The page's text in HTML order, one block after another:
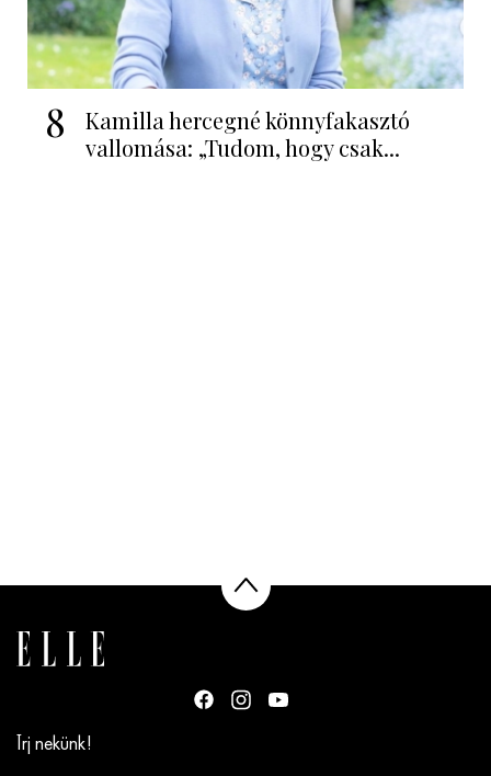
8
Kamilla hercegné könnyfakasztó
vallomása: „Tudom, hogy csak...
Írj nekünk!